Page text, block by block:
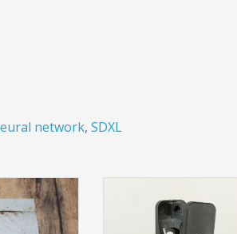
network, SDXL